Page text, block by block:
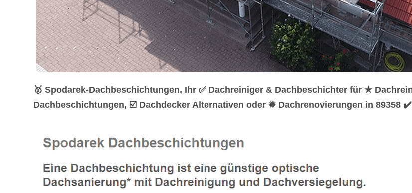
🥇 Spodarek-Dachbeschichtungen, Ihr ✅ Dachreiniger & Dachbeschichter für ★
Dachbeschichtungen, ☑️ Dachdecker Alternativen oder ✹ Dachrenovierungen in 89358